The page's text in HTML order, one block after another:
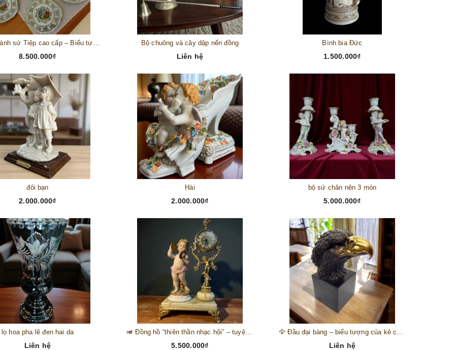
8.500.000₫
Bộ chuông và cây dập nến đồng
Liên hệ
Bình bia Đức
1.500.000₫
đôi bạn
2.000.000₫
Hài
2.000.000₫
bộ sứ chân nên 3 món
5.000.000₫
lọ hoa pha lê đen hai da
Liên hệ
🎺 Đồng hồ “thiên thần nhạc hội” – tuyệt mỹ phẩm trang trí phong cách hoàng gia 🎼
5.500.000₫ Liên hệ